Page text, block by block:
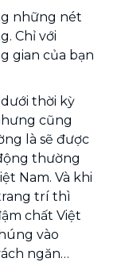
những nét
Chỉ với
gian của bạn
thời kỳ
cũng
là sẽ được
thường
Nam. Và khi
trí thì
chất Việt
vào
ngăn…